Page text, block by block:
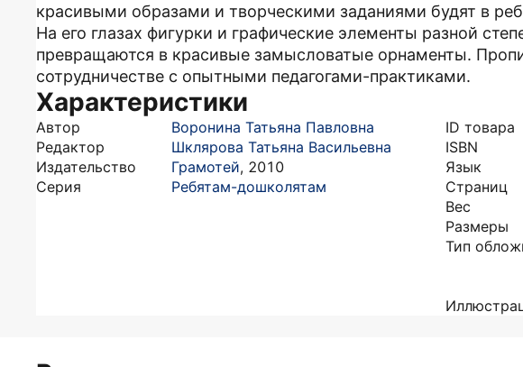
красивыми образами и творческими заданиями будят в
На его глазах фигурки и графические элементы разной
превращаются в красивые замысловатые орнаменты.
сотрудничестве с опытными педагогами-практиками.
Характеристики
Автор
Воронина Татьяна Павловна
Редактор
Шклярова Татьяна Васильевна
Издательство
Грамотей, 2010
Серия
Ребятам-дошколятам
ID товара
ISBN
Язык
Страниц
Вес
Размеры
Тип